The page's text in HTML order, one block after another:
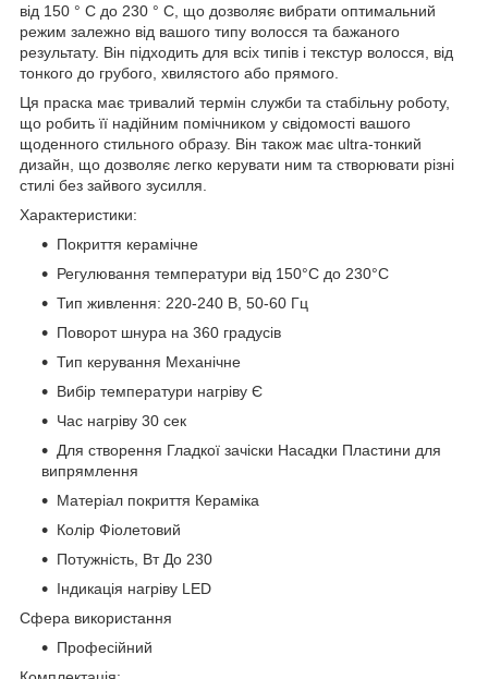
від 150 ° С до 230 ° С, що дозволяє вибрати оптимальний
режим залежно від вашого типу волосся та бажаного
результату. Він підходить для всіх типів і текстур волосся, від
тонкого до грубого, хвилястого або прямого.
Ця праска має тривалий термін служби та стабільну роботу,
що робить її надійним помічником у свідомості вашого
щоденного стильного образу. Він також має ultra-тонкий
дизайн, що дозволяє легко керувати ним та створювати різні
стилі без зайвого зусилля.
Характеристики:
Покриття керамічне
Регулювання температури від 150°С до 230°С
Тип живлення: 220-240 В, 50-60 Гц
Поворот шнура на 360 градусів
Тип керування Механічне
Вибір температури нагріву Є
Час нагріву 30 сек
Для створення Гладкої зачіски Насадки Пластини для
випрямлення
Матеріал покриття Кераміка
Колір Фіолетовий
Потужність, Вт До 230
Індикація нагріву LED
Сфера використання
Професійний